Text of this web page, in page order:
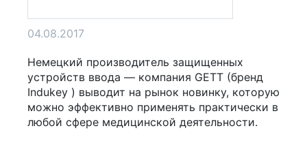
04.08.2017
Немецкий производитель защищенных
устройств ввода — компания GETT (бренд
Indukey ) выводит на рынок новинку, которую
можно эффективно применять практически в
любой сфере медицинской деятельности.